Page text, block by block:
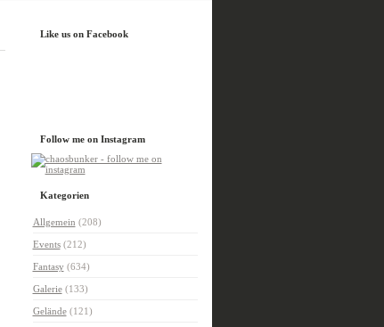
Like us on Facebook
Follow me on Instagram
Kategorien
Allgemein (208)
Events(212)
Fantasy(634)
Galerie(133)
Gelände(121)